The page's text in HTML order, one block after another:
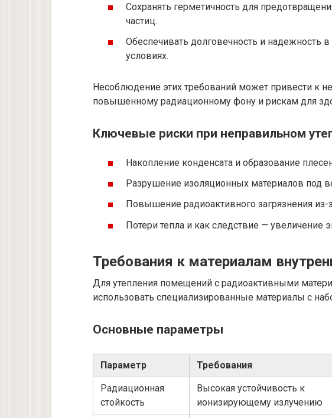
Сохранять герметичность для
частиц.
Обеспечивать долговечность и надежность
условиях.
Несоблюдение этих требований может привести к
повышенному радиационному фону и рискам для
Ключевые риски при неправильном
Накопление конденсата и образование
Разрушение изоляционных материалов под
Повышение радиоактивного загрязнения из-
Потери тепла и как следствие — увеличение
Требования к материалам
Для утепления помещений с радиоактивными
использовать специализированные материалы с
Основные параметры
Параметр Требования
Радиационная
стойкость
Высокая устойчивость к
ионизирующему излучению